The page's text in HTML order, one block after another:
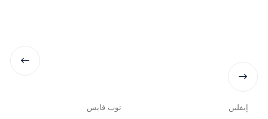
إيفلين توب فايس